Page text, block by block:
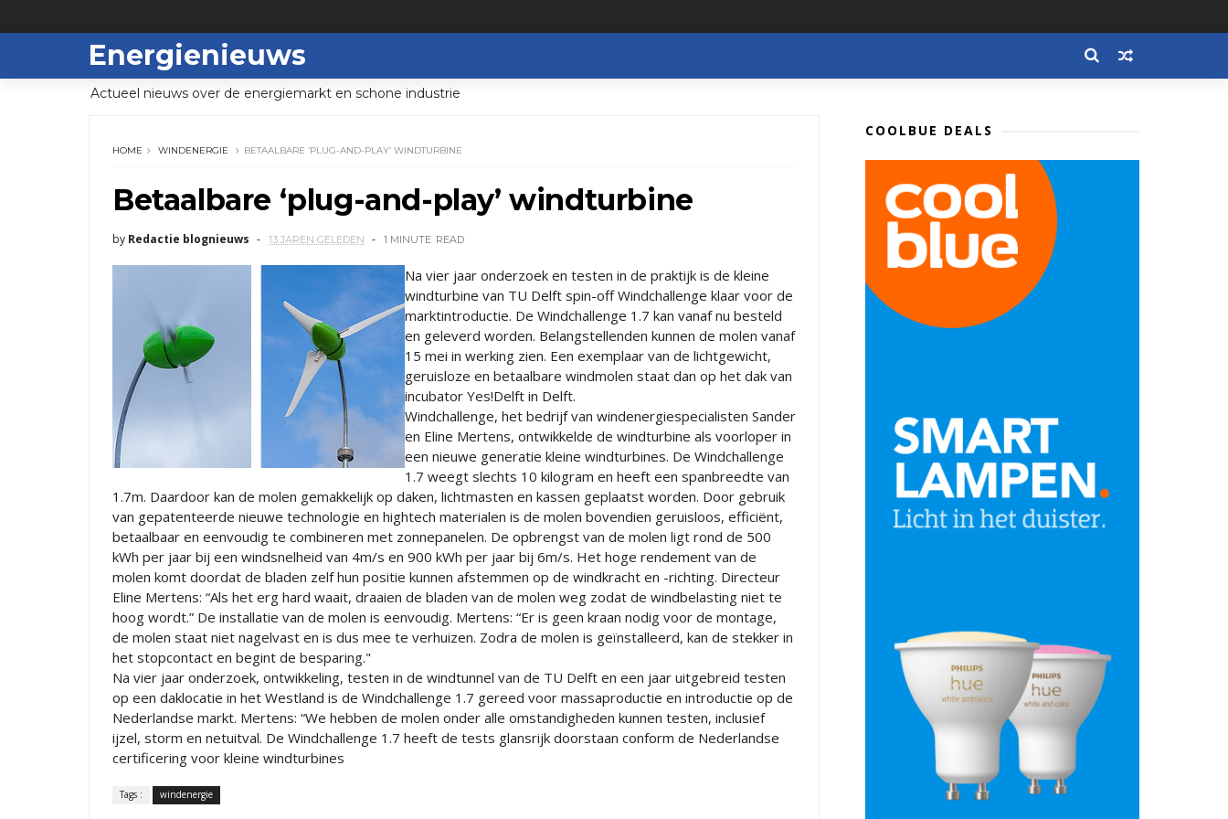
Energienieuws
Actueel nieuws over de energiemarkt en schone industrie
HOME WINDENERGIE BETAALBARE ‘PLUG-AND-PLAY’ WINDTURBINE
Betaalbare ‘plug-and-play’ windturbine
by Redactie blognieuws 13 JAREN GELEDEN 1 MINUTE READ
Na vier jaar onderzoek en testen in de praktijk is de kleine
windturbine van TU Delft spin-off Windchallenge klaar voor de
marktintroductie. De Windchallenge 1.7 kan vanaf nu besteld
en geleverd worden. Belangstellenden kunnen de molen vanaf
15 mei in werking zien. Een exemplaar van de lichtgewicht,
geruisloze en betaalbare windmolen staat dan op het dak van
incubator Yes!Delft in Delft.
Windchallenge, het bedrijf van windenergiespecialisten Sander
en Eline Mertens, ontwikkelde de windturbine als voorloper in
een nieuwe generatie kleine windturbines. De Windchallenge
1.7 weegt slechts 10 kilogram en heeft een spanbreedte van
1.7m. Daardoor kan de molen gemakkelijk op daken, lichtmasten en kassen geplaatst worden. Door gebruik
van gepatenteerde nieuwe technologie en hightech materialen is de molen bovendien geruisloos, efficiënt,
betaalbaar en eenvoudig te combineren met zonnepanelen. De opbrengst van de molen ligt rond de 500
kWh per jaar bij een windsnelheid van 4m/s en 900 kWh per jaar bij 6m/s. Het hoge rendement van de
molen komt doordat de bladen zelf hun positie kunnen afstemmen op de windkracht en -richting. Directeur
Eline Mertens: “Als het erg hard waait, draaien de bladen van de molen weg zodat de windbelasting niet te
hoog wordt.” De installatie van de molen is eenvoudig. Mertens: “Er is geen kraan nodig voor de montage,
de molen staat niet nagelvast en is dus mee te verhuizen. Zodra de molen is geïnstalleerd, kan de stekker in
het stopcontact en begint de besparing."
Na vier jaar onderzoek, ontwikkeling, testen in de windtunnel van de TU Delft en een jaar uitgebreid testen
op een daklocatie in het Westland is de Windchallenge 1.7 gereed voor massaproductie en introductie op de
Nederlandse markt. Mertens: “We hebben de molen onder alle omstandigheden kunnen testen, inclusief
ijzel, storm en netuitval. De Windchallenge 1.7 heeft de tests glansrijk doorstaan conform de Nederlandse
certificering voor kleine windturbines
Tags : windenergie
COOLBUE DEALS